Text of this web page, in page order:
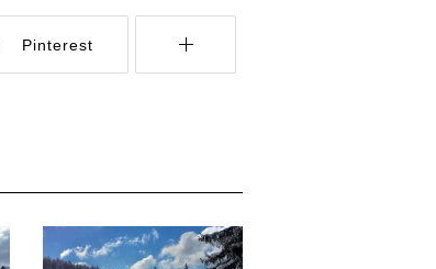
Pinterest